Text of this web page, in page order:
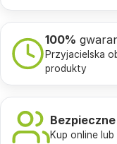
100%
Przyjacielska
produkty
Kup online